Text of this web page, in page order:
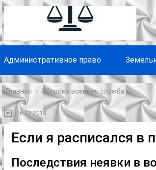
Административное право
Главная › Оборона военная служба
26.12.2019
Если я расписался в
Последствия неявки в